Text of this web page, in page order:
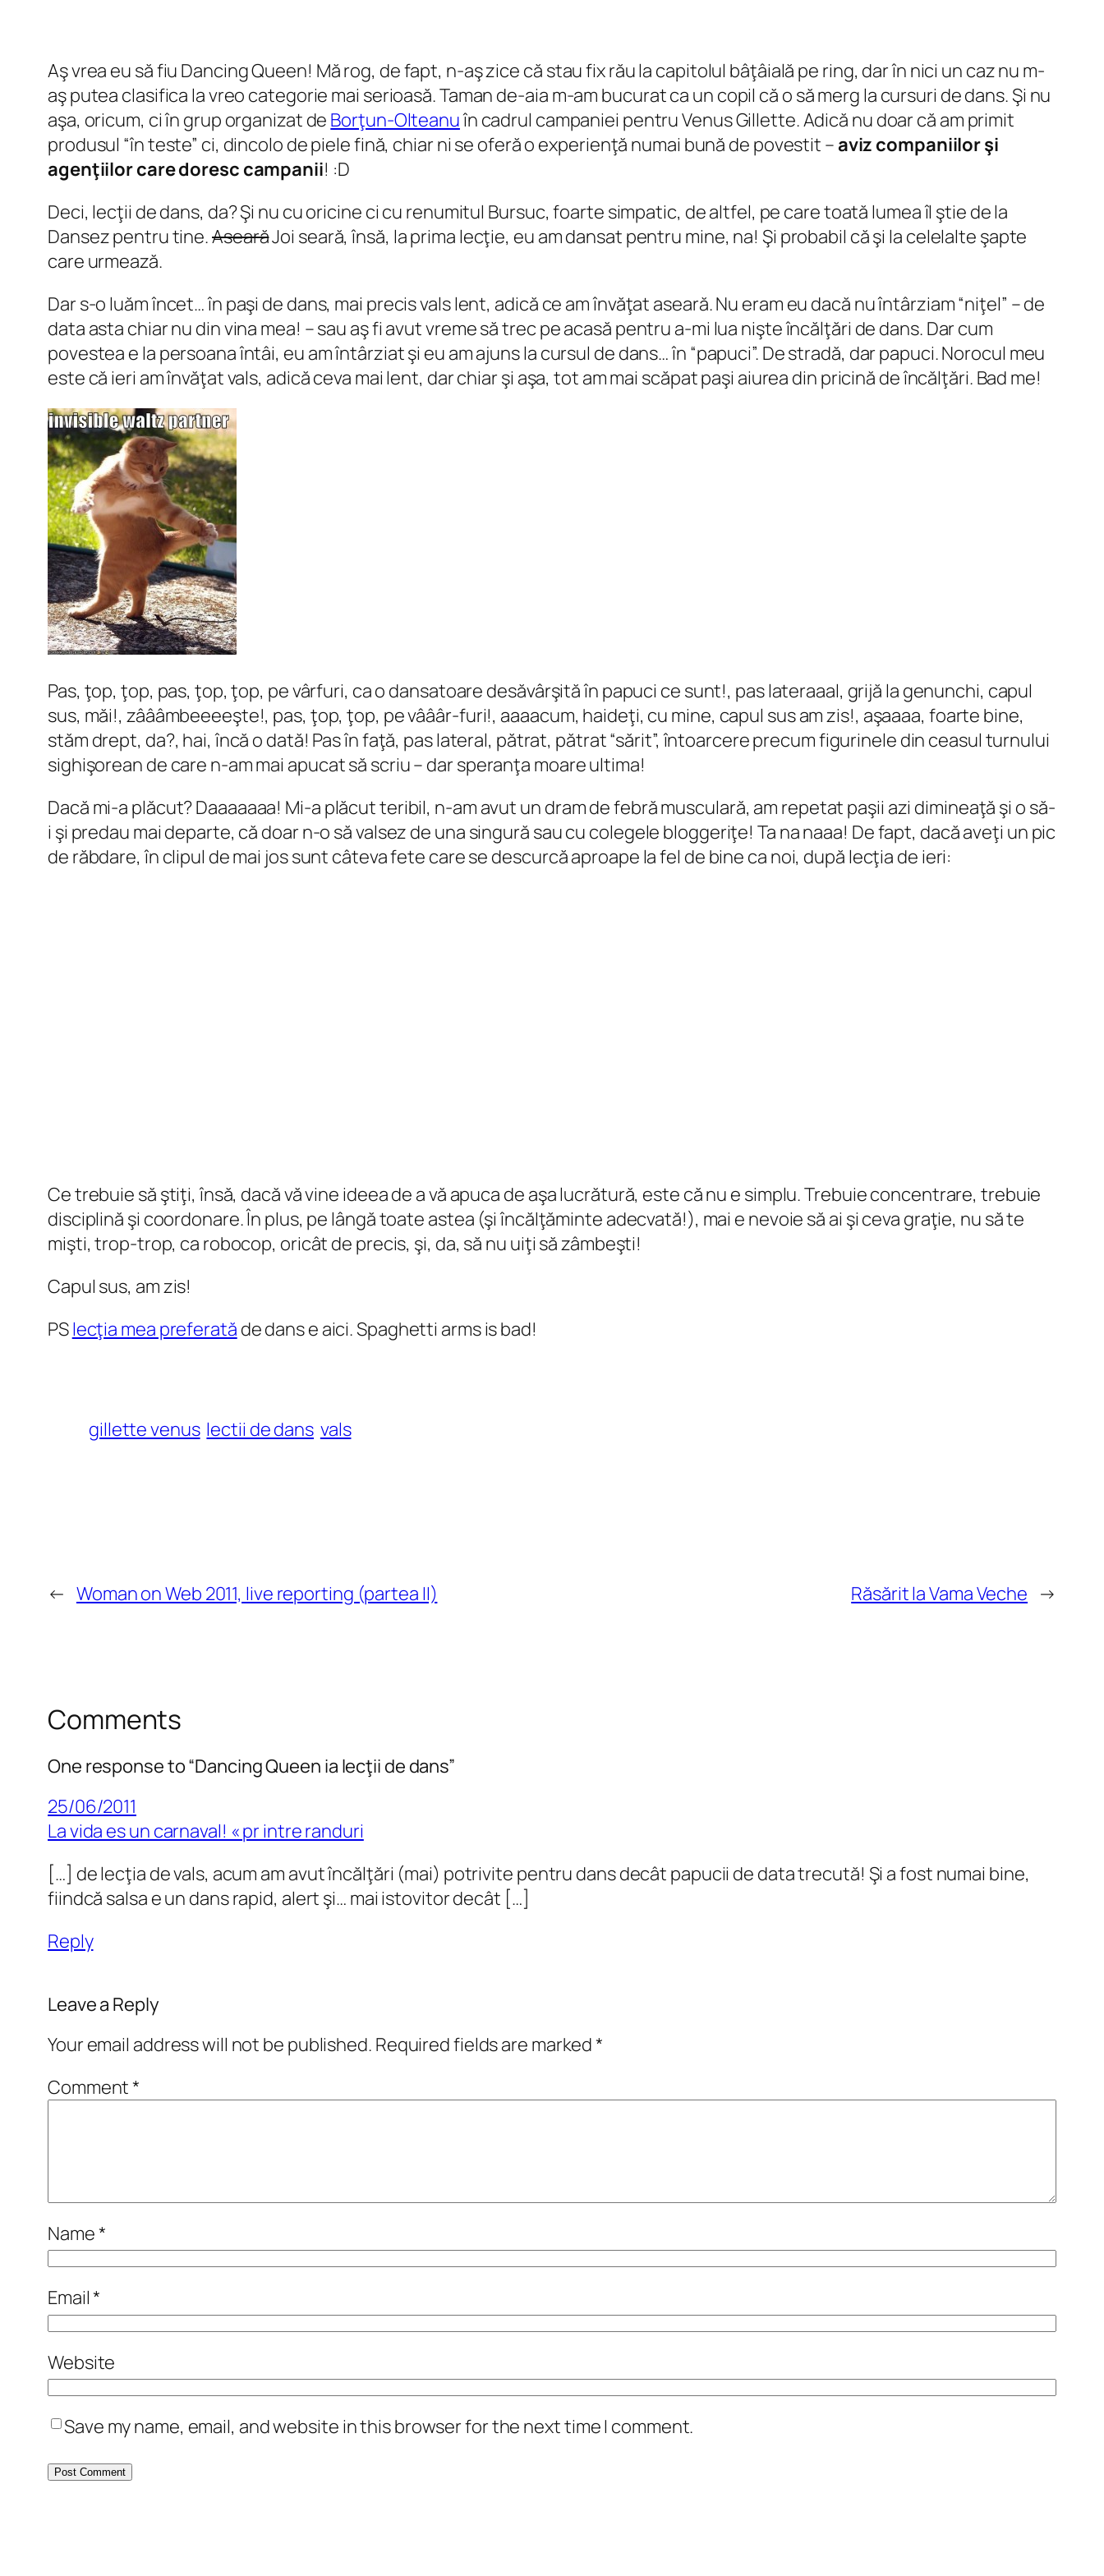
Aş vrea eu să fiu Dancing Queen! Mă rog, de fapt, n-aş zice că stau fix rău la capitolul bâţâială pe ring, dar în nici un caz nu m-
aş putea clasifica la vreo categorie mai serioasă. Taman de-aia m-am bucurat ca un copil că o să merg la cursuri de dans. Şi nu
aşa, oricum, ci în grup organizat de Borţun-Olteanuîn cadrul campaniei pentru Venus Gillette. Adică nu doar că am primit
produsul “în teste” ci, dincolo de piele fină, chiar ni se oferă o experienţă numai bună de povestit –aviz companiilor şi
agenţiilor care doresc campanii! :D
Deci, lecţii de dans, da? Şi nu cu oricine ci cu renumitul Bursuc, foarte simpatic, de altfel, pe care toată lumea îl ştie de la
Dansez pentru tine.AsearăJoi seară, însă, la prima lecţie, eu am dansat pentru mine, na! Şi probabil că şi la celelalte şapte
care urmează.
Dar s-o luăm încet… în paşi de dans, mai precis vals lent, adică ce am învăţat aseară. Nu eram eu dacă nu întârziam “niţel” – de
data asta chiar nu din vina mea! – sau aş fi avut vreme să trec pe acasă pentru a-mi lua nişte încălţări de dans. Dar cum
povestea e la persoana întâi, eu am întârziat şi eu am ajuns la cursul de dans… în “papuci”. De stradă, dar papuci. Norocul meu
este că ieri am învăţat vals, adică ceva mai lent, dar chiar şi aşa, tot am mai scăpat paşi aiurea din pricină de încălţări. Bad me!
Pas, ţop, ţop, pas, ţop, ţop, pe vârfuri, ca o dansatoare desăvârşită în papuci ce sunt!, pas lateraaal, grijă la genunchi, capul
sus, măi!, zâââmbeeeeşte!, pas, ţop, ţop, pe vâââr-furi!, aaaacum, haideţi, cu mine, capul sus am zis!, aşaaaa, foarte bine,
stăm drept, da?, hai, încă o dată! Pas în faţă, pas lateral, pătrat, pătrat “sărit”, întoarcere precum figurinele din ceasul turnului
sighişorean de care n-am mai apucat să scriu – dar speranţa moare ultima!
Dacă mi-a plăcut? Daaaaaaa! Mi-a plăcut teribil, n-am avut un dram de febră musculară, am repetat paşii azi dimineaţă şi o să-
i şi predau mai departe, că doar n-o să valsez de una singură sau cu colegele bloggeriţe! Ta na naaa! De fapt, dacă aveţi un pic
de răbdare, în clipul de mai jos sunt câteva fete care se descurcă aproape la fel de bine ca noi, după lecţia de ieri:
Ce trebuie să ştiţi, însă, dacă vă vine ideea de a vă apuca de aşa lucrătură, este că nu e simplu. Trebuie concentrare, trebuie
disciplină şi coordonare. În plus, pe lângă toate astea (şi încălţăminte adecvată!), mai e nevoie să ai şi ceva graţie, nu să te
mişti, trop-trop, ca robocop, oricât de precis, şi, da, să nu uiţi să zâmbeşti!
Capul sus, am zis!
PSlecţia mea preferată de dans e aici. Spaghetti arms is bad!
gillette venus lectii de dans vals
← Woman on Web 2011, live reporting (partea II) Răsărit la Vama Veche →
Comments
One response to “Dancing Queen ia lecţii de dans”
25/06/2011
La vida es un carnaval! « pr intre randuri
[…] de lecţia de vals, acum am avut încălţări (mai) potrivite pentru dans decât papucii de data trecută! Şi a fost numai bine,
fiindcă salsa e un dans rapid, alert şi… mai istovitor decât […]
Reply
Leave a Reply
Your email address will not be published. Required fields are marked*
Comment*
Name*
Email*
Website
Save my name, email, and website in this browser for the next time I comment.